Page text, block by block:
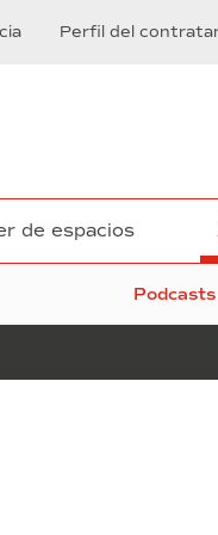
Perfil del
de espacios
Podcasts